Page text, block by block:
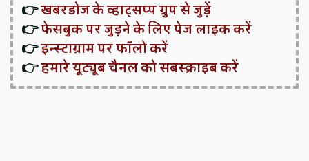
👉खबरडोज के व्हाट्सप्प ग्रुप से जुड़ें
👉फेसबुक पर जुड़ने के लिए पेज लाइक करें
👉इन्स्टाग्राम पर फॉलो करें
👉हमारे यूट्यूब चैनल को सबस्क्राइब करें